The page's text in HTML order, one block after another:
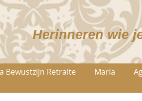
Herinneren wie
Bewustzijn Retraite Maria